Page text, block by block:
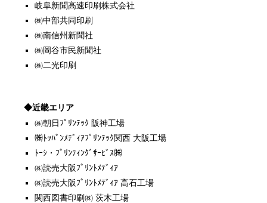
岐阜新聞高速印刷株式会社
㈱中部共同印刷
㈱南信州新聞社
㈱岡谷市民新聞社
㈱二光印刷
◆近畿エリア
㈱朝日ﾌﾟﾘﾝﾃｯｸ 阪神工場
㈱ﾄｯﾊﾟﾝﾒﾃﾞｨｱﾌﾟﾘﾝﾃｯｸ関西 大阪工場
ﾄｰｼ・ﾌﾟﾘﾝﾃｨﾝｸﾞｻｰﾋﾞｽ㈱
㈱読売大阪ﾌﾟﾘﾝﾄﾒﾃﾞｨｱ
㈱読売大阪ﾌﾟﾘﾝﾄﾒﾃﾞｨｱ 高石工場
関西図書印刷㈱ 茨木工場